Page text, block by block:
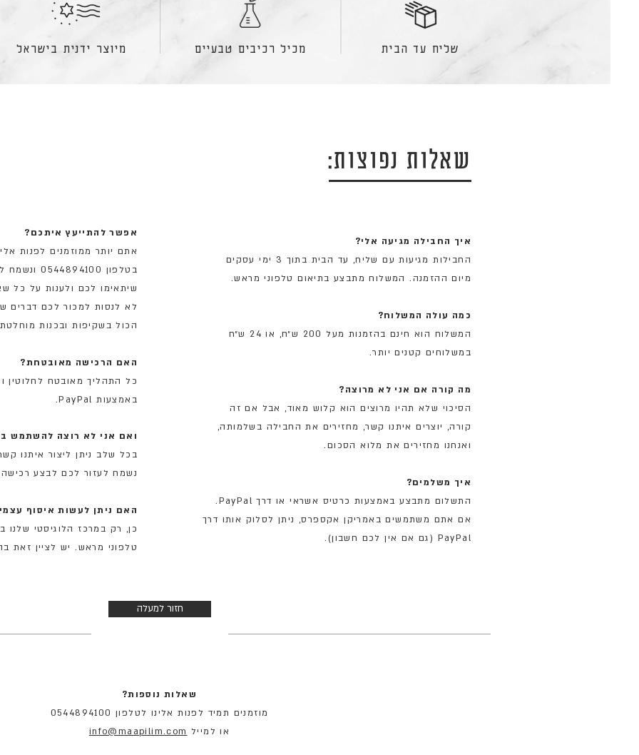
מיוצר ידנית בישראל מכיל רכיבים טבעיים שליח עד הבית
שאלות נפוצות:
אפשר להתייעץ איתכם?
אתם יותר ממוזמנים לפנות
בטלפון
שיתאימו לכם ולענות על כל
לא לנסות למכור לכם דברים
הכול בשקיפות ובכנות
האם הרכישה מאובטחת?
כל התהליך מאובטח לחלוטין
באמצעות PayPal.
ואם אני לא רוצה להשתמש
בכל שלב ניתן ליצור איתנו קשר
נשמח לעזור לכם לבצע רכישה
האם ניתן לעשות איסוף
כן, רק במרכז הלוגיסטי שלנו
טלפוני מראש. יש לציין זאת
איך החבילה מגיעה אלי?
החבילות מגיעות עם שליח, עד הבית בתוך 3 ימי עסקים
מיום ההזמנה. המשלוח מתבצע בתיאום טלפוני מראש.
כמה עולה המשלוח?
המשלוח הוא חינם בהזמנות מעל 200 ש״ח, או 24 ש״ח
במשלוחים קטנים יותר.
מה קורה אם אני לא מרוצה?
הסיכוי שלא תהיו מרוצים הוא קלוש מאוד, אבל אם זה
קורה, יוצרים איתנו קשר, מחזירים את החבילה בשלמותה,
ואנחנו מחזירים את מלוא הסכום.
איך משלמים?
התשלום מתבצע באמצעות כרטיס אשראי או דרך PayPal.
אם אתם משתמשים באמריקן אקספרס, ניתן לסלוק אותו דרך
PayPal (גם אם אין לכם חשבון).
חזור למעלה
שאלות נוספות?
מוזמנים תמיד לפנות אלינו לטלפון 0544894100
או למייל info@maapilim.com